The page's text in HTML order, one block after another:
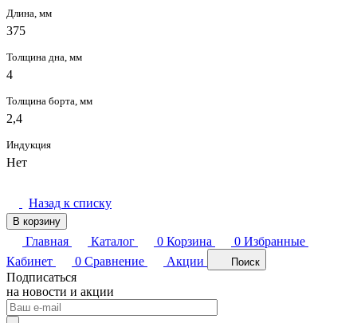
Длина, мм
375
Толщина дна, мм
4
Толщина борта, мм
2,4
Индукция
Нет
Назад к списку
В корзину
Главная Каталог 0 Корзина 0 Избранные
Кабинет
0 Сравнение Акции Поиск
Подписаться
на новости и акции